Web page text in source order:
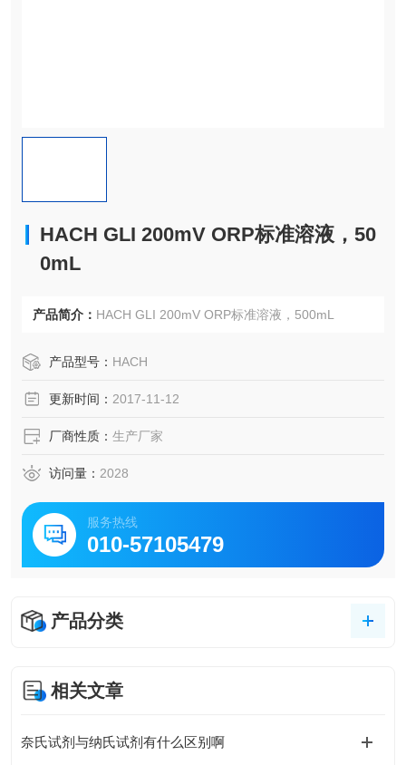
HACH GLI 200mV ORP标准溶液，50
0mL
产品简介： HACH GLI 200mV ORP标准溶液，500mL
产品型号： HACH
更新时间： 2017-11-12
厂商性质： 生产厂家
访问量： 2028
服务热线
010-57105479
产品分类
相关文章
奈氏试剂与纳氏试剂有什么区别啊